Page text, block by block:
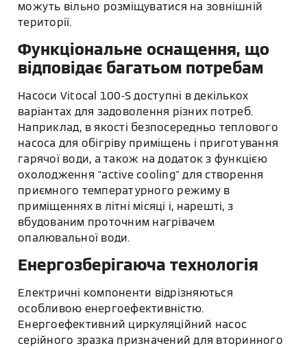
можуть вільно розміщуватися на зовнішній
території.
Функціональне оснащення, що
відповідає багатьом потребам
Насоси Vitocal 100-S доступні в декількох
варіантах для задоволення різних потреб.
Наприклад, в якості безпосередньо теплового
насоса для обігріву приміщень і приготування
гарячої води, а також на додаток з функцією
охолодження "active cooling" для створення
приємного температурного режиму в
приміщеннях в літні місяці і, нарешті, з
вбудованим проточним нагрівачем
опалювальної води.
Енергозберігаюча технологія
Електричні компоненти відрізняються
особливою енергоефективністю.
Енергоефективний циркуляційний насос
серійного зразка призначений для вторинного